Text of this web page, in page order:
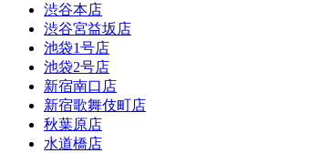
渋谷本店
渋谷宮益坂店
池袋1号店
池袋2号店
新宿南口店
新宿歌舞伎町店
秋葉原店
水道橋店